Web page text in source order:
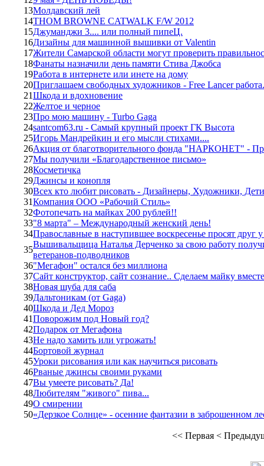
13Молдавский лей
14THOM BROWNE CATWALK F/W 2012
15Джуманджи 3.... или полный пипеЦ.
16Дизайны для машинной вышивки от Valentin
17Жители Самарской области могут проверить
18Фанаты назначили день памяти Стива Джобса
19Работа в интернете или инете на дому
20Приглашаем свободных художников - Free Lancer
21Шкода и вдохновение
22Желтое и черное
23Про мою машину - Turbo Gaga
24santcom63.ru - Самый крупный проект ГК Высота
25Игорь Мандрейкин и его мысли стихами....
26Акция от благотворительного фонда "НАРКОНЕТ" -
27Мы получили «Благодарственное письмо»
28Косметичка
29Джинсы и конопля
30Всех кто любит рисовать - Дизайнеры, Художники,
31Компания ООО «Рабочий Стиль»
32Фотопечать на майках 200 рублей!!
33"8 марта" – Международный женский день!
34Православные в наступившее воскресенье просят друг
35
Вышивальщица Наталья Дерченко за свою работу
ветеранов-подводников
36"Мегафон" остался без миллиона
37Сайт конструктор, сайт сознание.. Сделаем майку
38Новая шуба для саба
39Дальтоникам (от Gaga)
40Шкода и Дед Мороз
41Поворожим под Новый год?
42Подарок от Мегафона
43Не надо хамить или угрожать!
44Бортовой журнал
45Уроки рисования или как научиться рисовать
46Рваные джинсы своими руками
47Вы умеете рисовать? Да!
48Любителям "живого" пива...
49О смирении
50«Дерзкое Солнце» - осенние фантазии в заброшенном
<< Первая <